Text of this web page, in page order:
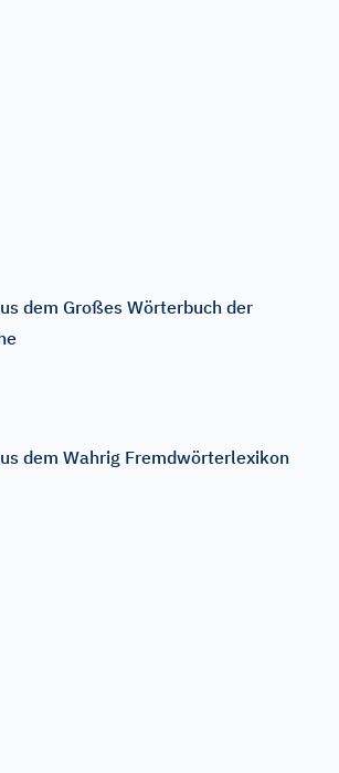
dem Großes Wörterbuch der
dem Wahrig Fremdwörterlexikon